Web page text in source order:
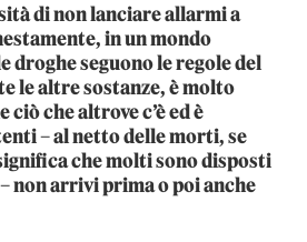
di non lanciare allarmi a
in un mondo
droghe seguono le regole del
le altre sostanze, è molto
che altrove c’è ed è
– al netto delle morti, se
che molti sono disposti
non arrivi prima o poi anche